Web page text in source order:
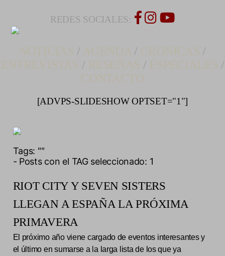
REDES SOCIALES:
/ /
/
/ /
/
[ADVPS-SLIDESHOW OPTSET="1"]
Tags: ""
- Posts con el TAG seleccionado: 1
RIOT CITY Y SEVEN SISTERS
LLEGAN A ESPAÑA LA PRÓXIMA
PRIMAVERA
El próximo año viene cargado de eventos interesantes y
el último en sumarse a la larga lista de los que ya